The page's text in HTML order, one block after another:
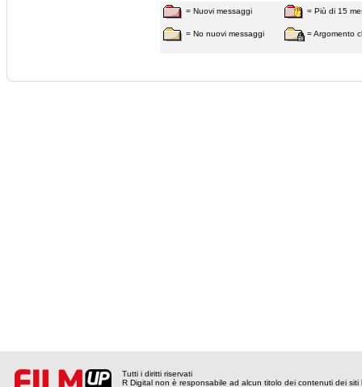
= Nuovi messaggi
= No nuovi messaggi
= Più di 15
= Argomento
Tutti i diritti riservati
R Digital non è responsabile ad alcun titolo dei contenuti dei siti